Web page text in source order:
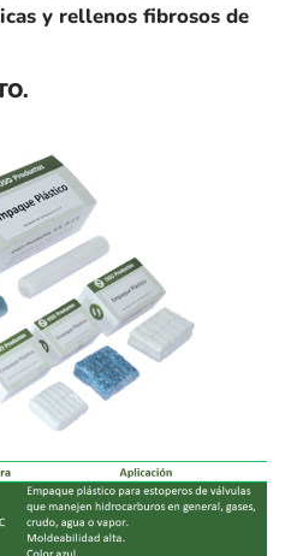
y rellenos fibrosos de